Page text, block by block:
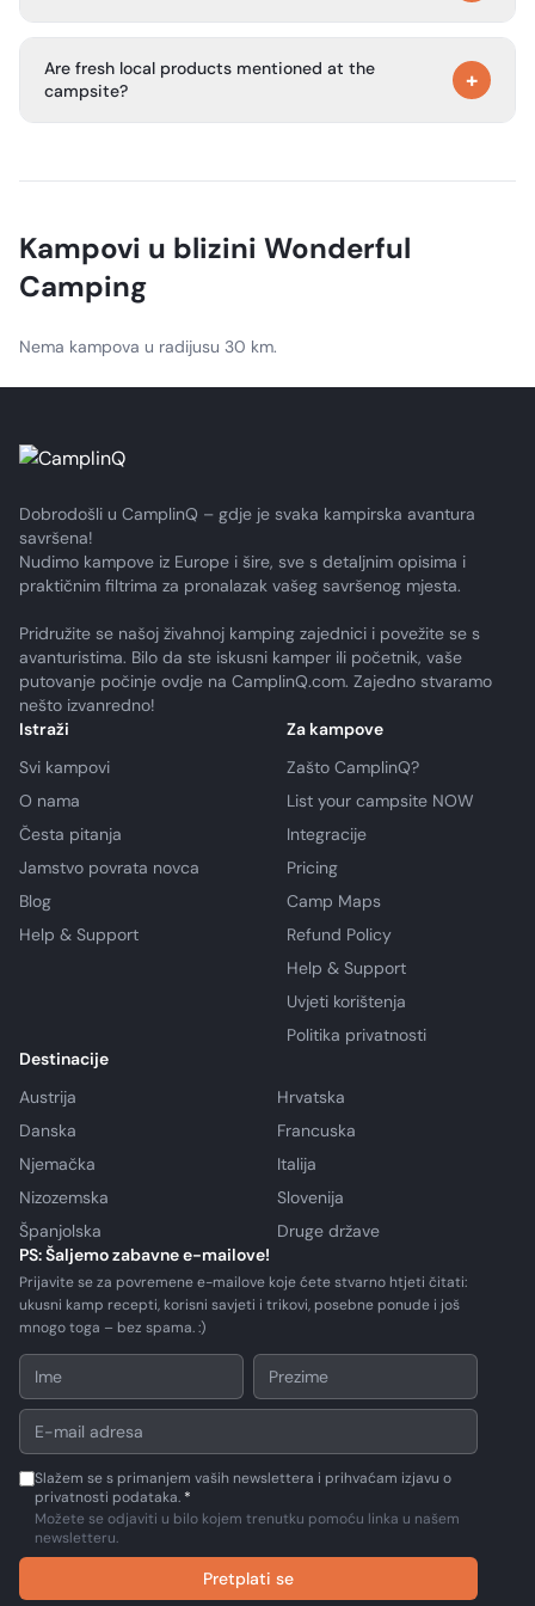
surroundings, and experience a peaceful stay away from
the city.
Are fresh local products mentioned at the
campsite?
+
camping setting.
Kampovi u blizini Wonderful
Camping
Nema kampova u radijusu 30 km.
Dobrodošli u CamplinQ – gdje je svaka kampirska avantura
savršena!
Nudimo kampove iz Europe i šire, sve s detaljnim opisima i
praktičnim filtrima za pronalazak vašeg savršenog mjesta.
Pridružite se našoj živahnoj kamping zajednici i povežite se s
avanturistima. Bilo da ste iskusni kamper ili početnik, vaše
putovanje počinje ovdje na CamplinQ.com. Zajedno stvaramo
nešto izvanredno!
Istraži
Svi kampovi
O nama
Česta pitanja
Jamstvo povrata novca
Blog
Help & Support
Za kampove
Zašto CamplinQ?
List your campsite NOW
Integracije
Pricing
Camp Maps
Refund Policy
Help & Support
Uvjeti korištenja
Politika privatnosti
Destinacije
Austrija
Hrvatska
Danska
Francuska
Njemačka
Italija
Nizozemska
Slovenija
Španjolska
Druge države
PS: Šaljemo zabavne e-mailove!
Prijavite se za povremene e-mailove koje ćete stvarno htjeti čitati:
ukusni kamp recepti, korisni savjeti i trikovi, posebne ponude i još
mnogo toga – bez spama. :)
Slažem se s primanjem vaših newslettera i prihvaćam izjavu o
privatnosti podataka. *
Možete se odjaviti u bilo kojem trenutku pomoću linka u našem
newsletteru.
Pretplati se